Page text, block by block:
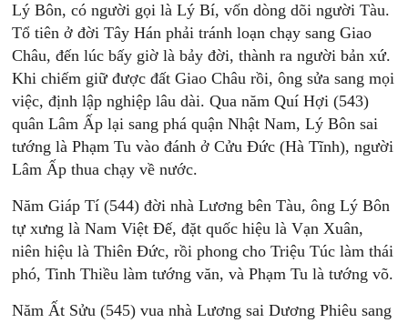
Lý Bôn, có người gọi là Lý Bí, vốn dòng dõi người Tàu.
Tổ tiên ở đời Tây Hán phải tránh loạn chạy sang Giao
Châu, đến lúc bấy giờ là bảy đời, thành ra người bản xứ.
Khi chiếm giữ được đất Giao Châu rồi, ông sửa sang mọi
việc, định lập nghiệp lâu dài. Qua năm Quí Hợi (543)
quân Lâm Ấp lại sang phá quận Nhật Nam, Lý Bôn sai
tướng là Phạm Tu vào đánh ở Cửu Đức (Hà Tĩnh), người
Lâm Ấp thua chạy về nước.
Năm Giáp Tí (544) đời nhà Lương bên Tàu, ông Lý Bôn
tự xưng là Nam Việt Đế, đặt quốc hiệu là Vạn Xuân,
niên hiệu là Thiên Đức, rồi phong cho Triệu Túc làm thái
phó, Tinh Thiều làm tướng văn, và Phạm Tu là tướng võ.
Năm Ất Sửu (545) vua nhà Lương sai Dương Phiêu sang